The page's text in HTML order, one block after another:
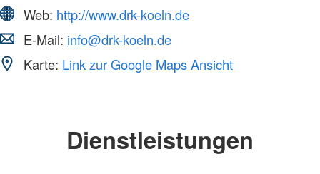
Web: http://www.drk-koeln.de
E-Mail: info@drk-koeln.de
Karte: Link zur Google Maps Ansicht
Dienstleistungen